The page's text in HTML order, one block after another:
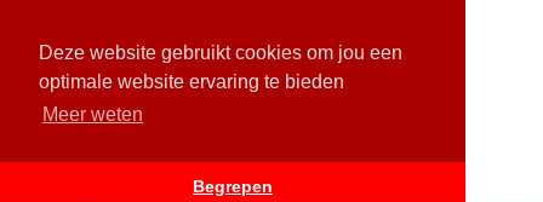
Deze website gebruikt cookies om jou een
optimale website ervaring te bieden
Meer weten
Begrepen